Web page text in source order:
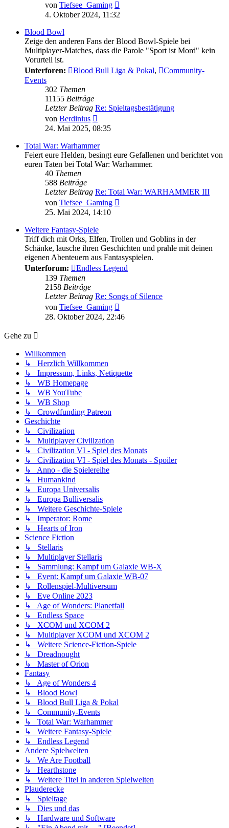
von Tiefsee_Gaming
Beitrag
4. Oktober 2024, 11:32
Blood Bowl
Zeige den anderen Fans der Blood Bowl-Spiele bei
Multiplayer-Matches, dass die Parole "Sport ist Mord" kein
Vorurteil ist.
Unterforen:
Blood Bull Liga & Pokal,
Community-
Events
302 Themen
11155 Beiträge
Letzter Beitrag Re: Spieltagsbestätigung
von Berdinius
Beitrag
24. Mai 2025, 08:35
Total War: Warhammer
Feiert eure Helden, besingt eure Gefallenen und berichtet von
euren Taten bei Total War: Warhammer.
40 Themen
588 Beiträge
Letzter Beitrag Re: Total War: WARHAMMER III
von Tiefsee_Gaming
25. Mai 2024, 14:10
Weitere Fantasy-Spiele
Triff dich mit Orks, Elfen, Trollen und Goblins in der
Schänke, lausche ihren Geschichten und prahle mit deinen
eigenen Abenteuern aus Fantasyspielen.
Unterforum:
Endless Legend
139 Themen
2158 Beiträge
Letzter Beitrag Re: Songs of Silence
von Tiefsee_Gaming
Beitrag
28. Oktober 2024, 22:46
Gehe zu
Willkommen
↳ Herzlich Willkommen
↳ Impressum, Links, Netiquette
↳ WB Homepage
↳ WB YouTube
↳ WB Shop
↳ Crowdfunding Patreon
Geschichte
↳ Civilization
↳ Multiplayer Civilization
↳ Civilization VI - Spiel des Monats
↳ Civilization VI - Spiel des Monats - Spoiler
↳ Anno - die Spielereihe
↳ Humankind
↳ Europa Universalis
↳ Europa Bulliversalis
↳ Weitere Geschichte-Spiele
↳ Imperator: Rome
↳ Hearts of Iron
Science Fiction
↳ Stellaris
↳ Multiplayer Stellaris
↳ Sammlung: Kampf um Galaxie WB-X
↳ Event: Kampf um Galaxie WB-07
↳ Rollenspiel-Multiversum
↳ Eve Online 2023
↳ Age of Wonders: Planetfall
↳ Endless Space
↳ XCOM und XCOM 2
↳ Multiplayer XCOM und XCOM 2
↳ Weitere Science-Fiction-Spiele
↳ Dreadnought
↳ Master of Orion
Fantasy
↳ Age of Wonders 4
↳ Blood Bowl
↳ Blood Bull Liga & Pokal
↳ Community-Events
↳ Total War: Warhammer
↳ Weitere Fantasy-Spiele
↳ Endless Legend
Andere Spielwelten
↳ We Are Football
↳ Hearthstone
↳ Weitere Titel in anderen Spielwelten
Plauderecke
↳ Spieltage
↳ Dies und das
↳ Hardware und Software